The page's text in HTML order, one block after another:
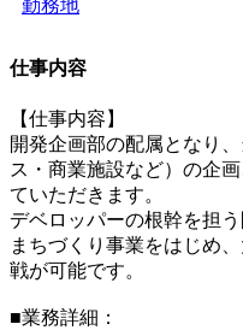
勤務地
仕事内容
【仕事内容】
開発企画部の配属となり
ス・商業施設など）の企
ていただきます。
デベロッパーの根幹を担
まちづくり事業をはじめ
戦が可能です。
■業務詳細：